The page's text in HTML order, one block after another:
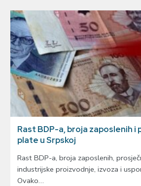
Rast BDP-a, broja zaposlenih
plate u Srpskoj
Rast BDP-a, broja zaposlenih,
industrijske proizvodnje, izvoza i
Ovako…